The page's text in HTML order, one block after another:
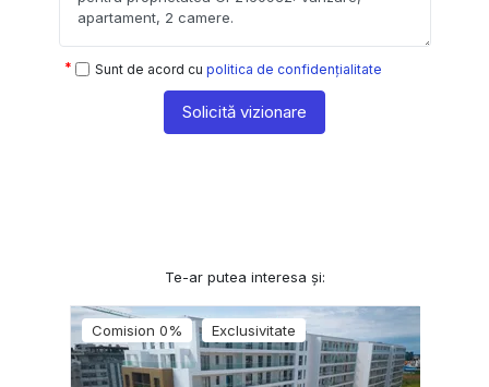
Sunt de acord cu politica de confidențialitate
Solicită vizionare
Te-ar putea interesa și:
Comision 0% Exclusivitate